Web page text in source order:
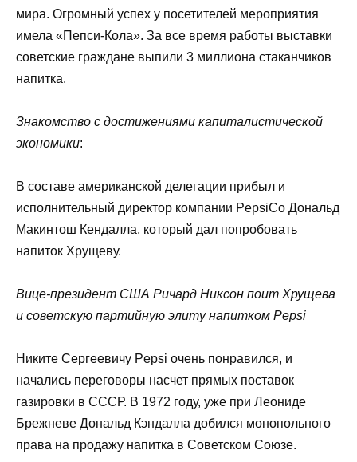
мира. Огромный успех у посетителей мероприятия
имела «Пепси-Кола». За все время работы выставки
советские граждане выпили 3 миллиона стаканчиков
напитка.
Знакомство с достижениями капиталистической
экономики:
В составе американской делегации прибыл и
исполнительный директор компании PepsiCo Дональд
Макинтош Кендалла, который дал попробовать
напиток Хрущеву.
Вице-президент США Ричард Никсон поит Хрущева
и советскую партийную элиту напитком Pepsi
Никите Сергеевичу Pepsi очень понравился, и
начались переговоры насчет прямых поставок
газировки в СССР. В 1972 году, уже при Леониде
Брежневе Дональд Кэндалла добился монопольного
права на продажу напитка в Советском Союзе.